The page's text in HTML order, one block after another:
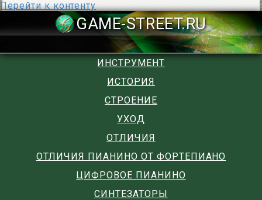
Перейти к контенту
GAME-
ИНСТРУМЕНТ
ИСТОРИЯ
СТРОЕНИЕ
УХОД
ОТЛИЧИЯ
ОТЛИЧИЯ ПИАНИНО ОТ ФОРТЕПИАНО
ЦИФРОВОЕ ПИАНИНО
СИНТЕЗАТОРЫ